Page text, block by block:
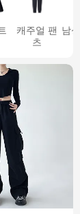
캐주얼 팬
츠
남